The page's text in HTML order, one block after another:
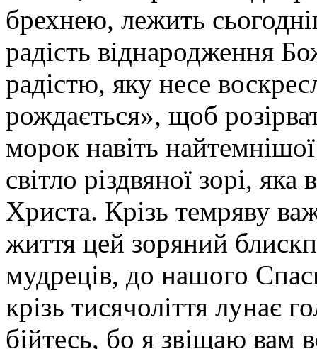
брехнею, лежить
радість віднародження
радістю, яку несе
рождається», щоб
морок навіть
світло різдвяної зорі,
Христа. Крізь темряву
життя цей зоряний
мудреців, до нашого
крізь тисячоліття лунає
бійтесь, бо я звіщаю вам